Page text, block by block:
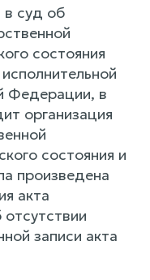
суд об
состояния
Федерации, в
организация
состояния и
произведена
акта
записи акта